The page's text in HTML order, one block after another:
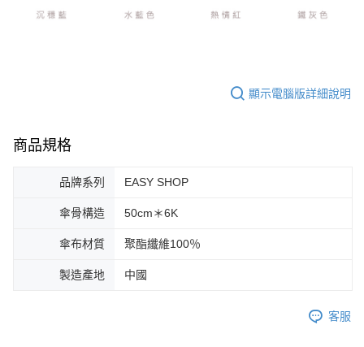
顯示電腦版詳細說明
商品規格
品牌系列 EASY SHOP
傘骨構造 50cm＊6K
傘布材質 聚酯纖維100％
製造產地 中國
客服